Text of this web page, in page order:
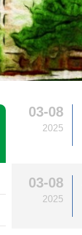
03-08
2025
03-08
2025